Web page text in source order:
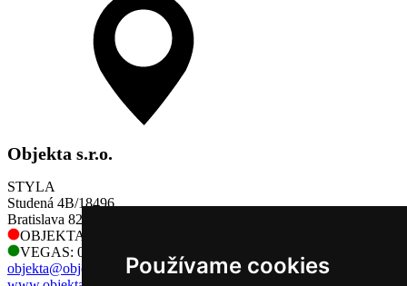
Používame cookies
Objekta s.r.o.
STYLA
Studená 4B/18496
Bratislava 821 04
OBJEKTA: 0905 730 128
VEGAS: 0905 730 128
objekta@objekta.sk